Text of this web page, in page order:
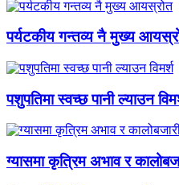
पर्यटकीय गन्तव्य नै मुख्य
पशुपतिमा स्वच्छ पानी ल्याउन
ग्यासमा कृत्रिम अभाव र